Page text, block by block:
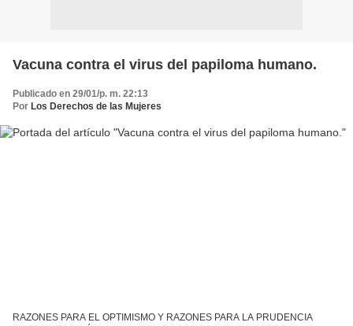
Vacuna contra el virus del papiloma humano.
Publicado en 29/01/p. m. 22:13
Por Los Derechos de las Mujeres
RAZONES PARA EL OPTIMISMO Y RAZONES PARA LA PRUDENCIA